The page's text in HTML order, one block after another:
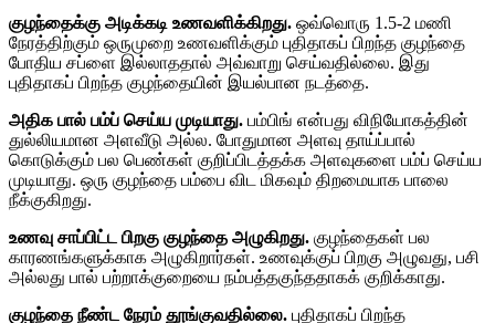
குழந்தைக்கு அடிக்கடி உணவளிக்கிறது. ஒவ்வொரு 1.5-2 மணி
நேரத்திற்கும் ஒருமுறை உணவளிக்கும் புதிதாகப் பிறந்த குழந்தை
போதிய சப்ளை இல்லாததால் அவ்வாறு செய்வதில்லை. இது
புதிதாகப் பிறந்த குழந்தையின் இயல்பான நடத்தை.
அதிக பால் பம்ப் செய்ய முடியாது. பம்பிங் என்பது விநியோகத்தின்
துல்லியமான அளவீடு அல்ல. போதுமான அளவு தாய்ப்பால்
கொடுக்கும் பல பெண்கள் குறிப்பிடத்தக்க அளவுகளை பம்ப் செய்ய
முடியாது. ஒரு குழந்தை பம்பை விட மிகவும் திறமையாக பாலை
நீக்குகிறது.
உணவு சாப்பிட்ட பிறகு குழந்தை அழுகிறது. குழந்தைகள் பல
காரணங்களுக்காக அழுகிறார்கள். உணவுக்குப் பிறகு அழுவது, பசி
அல்லது பால் பற்றாக்குறையை நம்பத்தகுந்ததாகக் குறிக்காது.
குழந்தை நீண்ட நேரம் தூங்குவதில்லை. புதிதாகப் பிறந்த